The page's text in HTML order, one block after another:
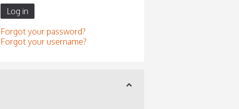
Log in
Forgot your password?
Forgot your username?